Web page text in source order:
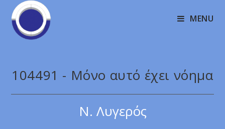
MENU
104491 - Μόνο αυτό έχει νόημα
Ν. Λυγερός